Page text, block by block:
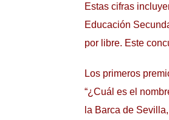
Estas cifras
Educación
por libre. Este
Los primeros
“¿Cuál es el
la Barca de